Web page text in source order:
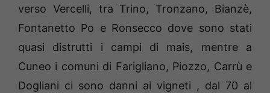
verso Vercelli, tra Trino, Tronzano, Bianzè,
Fontanetto Po e Ronsecco dove sono stati
quasi distrutti i campi di mais, mentre a
Cuneo i comuni di Farigliano, Piozzo, Carrù e
Dogliani ci sono danni ai vigneti , dal 70 al